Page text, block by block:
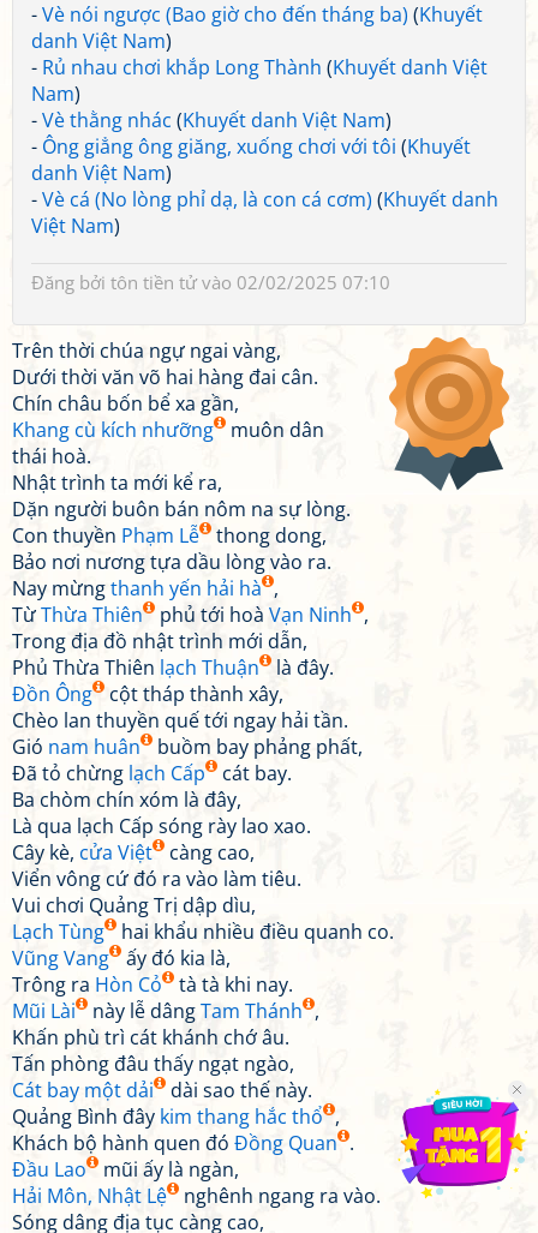
-Vè nói ngược (Bao giờ cho đến tháng ba) (Khuyết
danh Việt Nam)
- Rủ nhau chơi khắp Long Thành (Khuyết danh Việt
Nam)
-Vè thằng nhác (Khuyết danh Việt Nam)
- Ông giẳng ông giăng, xuống chơi với tôi (Khuyết
danh Việt Nam)
-Vè cá (No lòng phỉ dạ, là con cá cơm) (Khuyết danh
Việt Nam)
Đăng bởi tôn tiền tửvào 02/02/2025 07:10
Trên thời chúa ngự ngai vàng,
Dưới thời văn võ hai hàng đai cân.
Chín châu bốn bể xa gần,
Khang cù kích nhưỡng
muôn dân
thái hoà.
Nhật trình ta mới kể ra,
Dặn người buôn bán nôm na sự lòng.
Con thuyền Phạm Lễ
thong dong,
Bảo nơi nương tựa dầu lòng vào ra.
Nay mừngthanh yến hải hà ,
TừThừa Thiên phủ tới hoà Vạn Ninh ,
Trong địa đồ nhật trình mới dẫn,
Phủ Thừa Thiên lạch Thuận
là đây.
Đồn Ông
cột tháp thành xây,
Chèo lan thuyền quế tới ngay hải tần.
Gió nam huân
buồm bay phảng phất,
Đã tỏ chừng lạch Cấp
cát bay.
Ba chòm chín xóm là đây,
Là qua lạch Cấp sóng rày lao xao.
Cây kè, cửa Việt
càng cao,
Viển vông cứ đó ra vào làm tiêu.
Vui chơi Quảng Trị dập dìu,
Lạch Tùng
hai khẩu nhiều điều quanh co.
Vũng Vang
ấy đó kia là,
Trông ra Hòn Cỏ
tà tà khi nay.
Mũi Lài
này lễ dângTam Thánh ,
Khấn phù trì cát khánh chớ âu.
Tấn phòng đâu thấy ngạt ngào,
Cát bay một dải
dài sao thế này.
Quảng Bình đây kim thang hắc thổ ,
Khách bộ hành quen đó Đồng Quan .
Đầu Lao
mũi ấy là ngàn,
Hải Môn, Nhật Lệ
nghênh ngang ra vào.
Sóng dâng địa tục càng cao,